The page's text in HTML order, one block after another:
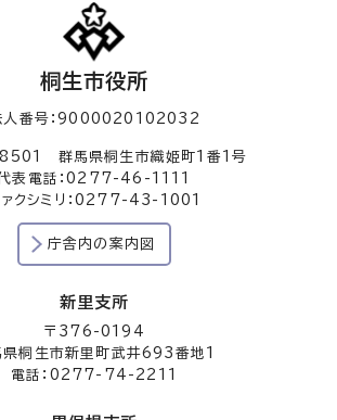
桐生市役所
人番号：9000020102032
群馬県桐生市織姫町1番1号
表電話：0277-46-1111
ァクシミリ：0277-43-1001
庁舎内の案内図
新里支所
〒376-0194
県桐生市新里町武井693番地1
電話：0277-74-2211